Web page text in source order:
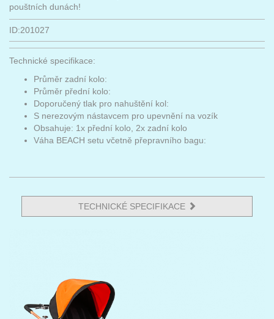
pouštních dunách!
ID:201027
Technické specifikace:
Průměr zadní kolo:
Průměr přední kolo:
Doporučený tlak pro nahuštění kol:
S nerezovým nástavcem pro upevnění na vozík
Obsahuje: 1x přední kolo, 2x zadní kolo
Váha BEACH setu včetně přepravního bagu:
TECHNICKÉ SPECIFIKACE